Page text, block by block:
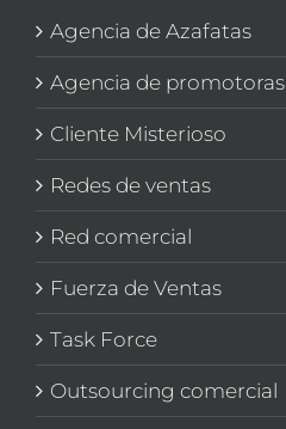
Agencia de Azafatas
Agencia de promotoras
Cliente Misterioso
Redes de ventas
Red comercial
Fuerza de Ventas
Task Force
Outsourcing comercial